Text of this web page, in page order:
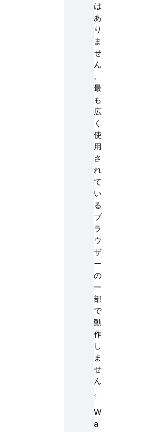
は
あ
り
ま
せ
ん
。
最
も
広
く
使
用
さ
れ
て
い
る
ブ
ラ
ウ
ザ
ー
の
一
部
で
動
作
し
ま
せ
ん
。
W
a